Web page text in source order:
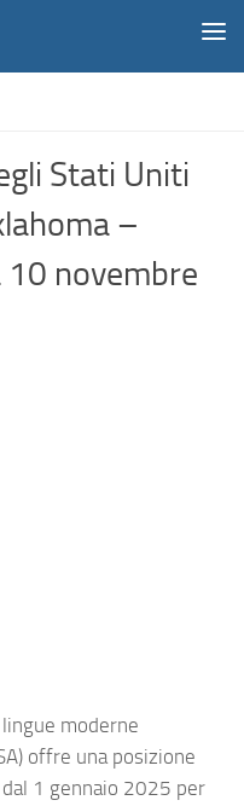
Stati Uniti
–
novembre
moderne
offre una posizione
1 gennaio 2025 per